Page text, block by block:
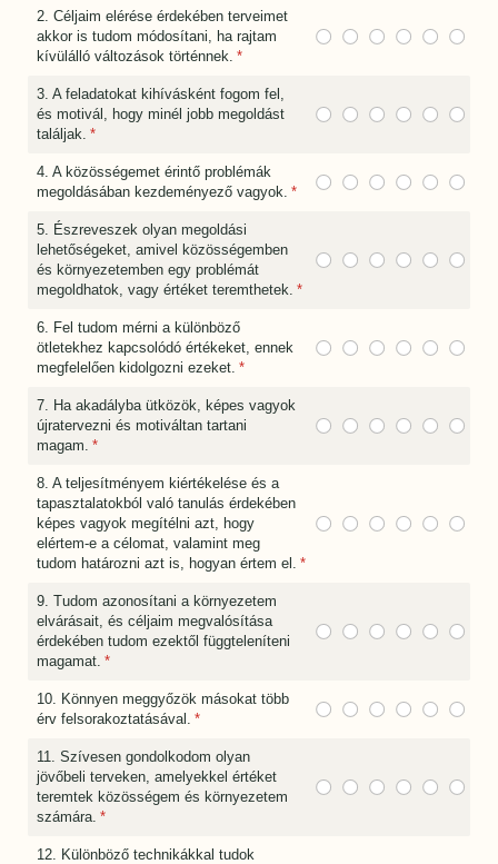
2. Céljaim elérése érdekében terveimet
akkor is tudom módosítani, ha rajtam
kívülálló változások történnek. *
(megadása kötelező)
3. A feladatokat kihívásként fogom fel,
és motivál, hogy minél jobb megoldást
találjak. *
(megadása kötelező)
4. A közösségemet érintő problémák
megoldásában kezdeményező vagyok. *
(megadása kötelező)
5. Észreveszek olyan megoldási
lehetőségeket, amivel közösségemben
és környezetemben egy problémát
megoldhatok, vagy értéket teremthetek. *
(megadása kötelező)
6. Fel tudom mérni a különböző
ötletekhez kapcsolódó értékeket, ennek
megfelelően kidolgozni ezeket. *
(megadása kötelező)
7. Ha akadályba ütközök, képes vagyok
újratervezni és motiváltan tartani
magam. *
(megadása kötelező)
8. A teljesítményem kiértékelése és a
tapasztalatokból való tanulás érdekében
képes vagyok megítélni azt, hogy
elértem-e a célomat, valamint meg
tudom határozni azt is, hogyan értem el.
*
(megadása kötelező)
9. Tudom azonosítani a környezetem
elvárásait, és céljaim megvalósítása
érdekében tudom ezektől függteleníteni
magamat. *
(megadása kötelező)
10. Könnyen meggyőzök másokat több
érv felsorakoztatásával.
*
(megadása kötelező)
11. Szívesen gondolkodom olyan
jövőbeli terveken, amelyekkel értéket
teremtek közösségem és környezetem
számára. *
(megadása kötelező)
12. Különböző technikákkal tudok